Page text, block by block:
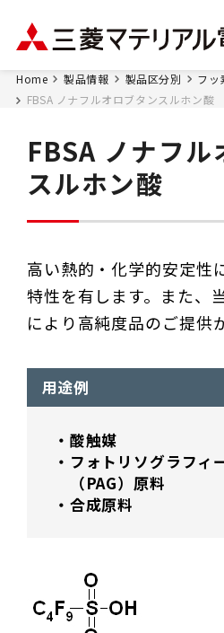
Home 製品情報 製品区分別 フッ
FBSA ノナフルオロブタンスルホン酸
FBSA ノナフル
スルホン酸
高い熱的・化学的安定性
特性を有します。また、
により高純度品のご提供
用途例
酸触媒
フォトリソグラフィ
（PAG）原料
合成原料